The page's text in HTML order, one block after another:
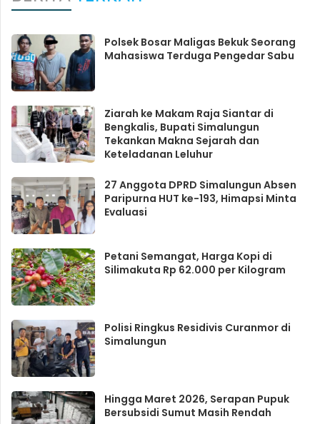
Polsek Bosar Maligas Bekuk Seorang
Mahasiswa Terduga Pengedar Sabu
Ziarah ke Makam Raja Siantar di
Bengkalis, Bupati Simalungun
Tekankan Makna Sejarah dan
Keteladanan Leluhur
27 Anggota DPRD Simalungun Absen
Paripurna HUT ke-193, Himapsi Minta
Evaluasi
Petani Semangat, Harga Kopi di
Silimakuta Rp 62.000 per Kilogram
Polisi Ringkus Residivis Curanmor di
Simalungun
Hingga Maret 2026, Serapan Pupuk
Bersubsidi Sumut Masih Rendah